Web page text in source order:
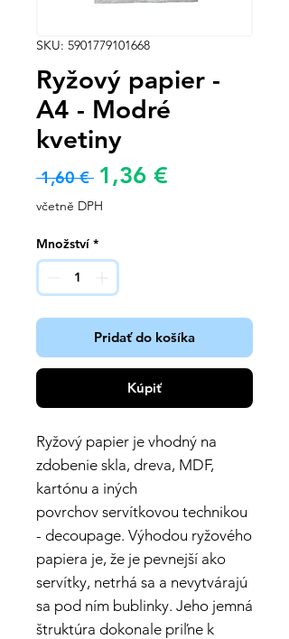
SKU: 5901779101668
Ryžový papier -
A4 - Modré
kvetiny
1,60 € Běžná
cena
1,36 €
včetně DPH
Množství *
Pridať do košíka
Kúpiť
Ryžový papier je vhodný na
zdobenie skla, dreva, MDF,
kartónu a iných
povrchov servítkovou technikou
- decoupage. Výhodou ryžového
papiera je, že je pevnejší ako
servítky, netrhá sa a nevytvárajú
sa pod ním bublinky. Jeho jemná
štruktúra dokonale priľne k